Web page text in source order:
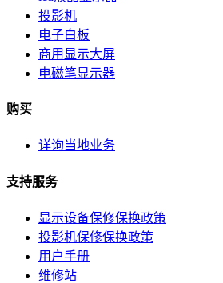
投影机
电子白板
商用显示大屏
电磁笔显示器
购买
详询当地业务
支持服务
显示设备保修保换政策
投影机保修保换政策
用户手册
维修站